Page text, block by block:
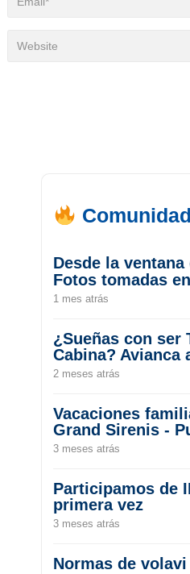
Desde la
Fotos tomadas
1 mes atrás
¿Sueñas con ser
Cabina? Avianca
2 meses atrás
Vacaciones
Grand Sirenis -
3 meses atrás
Participamos de
primera vez
3 meses atrás
Normas de